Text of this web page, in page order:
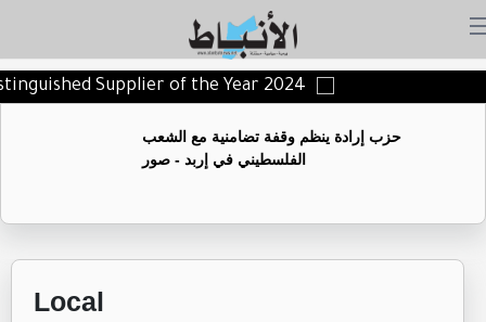
Supplier of the Year 2024
حزب إرادة ينظم وقفة تضامنية مع الشعب
الفلسطيني في إربد - صور
Local